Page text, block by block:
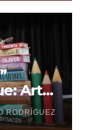
Arte,
RODRÍGUEZ